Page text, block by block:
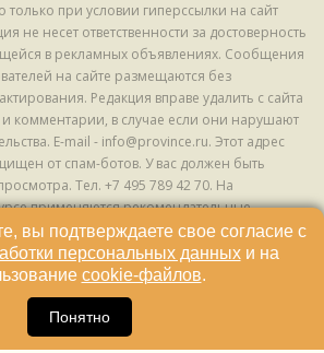
при условии гиперссылки на сайт
не несет ответственности за достоверность
в рекламных объявлениях. Сообщения
на сайте размещаются без
Редакция вправе удалить с сайта
комментарии, в случае если они нарушают
E-mail - info@province.ru. Этот адрес
от спам-ботов. У вас должен быть
Tел. +7 495 789 42 70. На
применяются рекомендательные
технологии предоставления
систематизации и анализа сведений,
пользователей сети "Интернет",
Российской Федерации) © ООО ИД
вы подтверждаете свое согласие с
персональных данныхи на
cookie-файлов.
Понятно